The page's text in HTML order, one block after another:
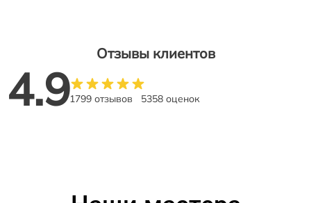
Отзывы клиентов
4.91799 отзывов 5358 оценок